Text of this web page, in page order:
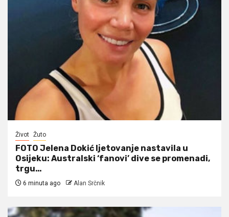
Život Žuto
FOTO Jelena Dokić ljetovanje nastavila u
Osijeku: Australski ‘fanovi’ dive se promenadi,
trgu…
6 minuta ago Alan Srčnik